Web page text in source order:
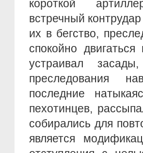
короткой
встречный
их в бегство,
спокойно
устраивал
преследования
последние
пехотинцев,
собирались для
является